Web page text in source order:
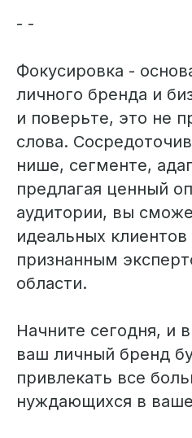
- -
Фокусировка -
личного бренда и
и поверьте, это не
слова.
нише, сегменте,
предлагая ценный
аудитории, вы
идеальных клиентов
признанным
области.
Начните сегодня, и
ваш личный бренд
привлекать все
нуждающихся в